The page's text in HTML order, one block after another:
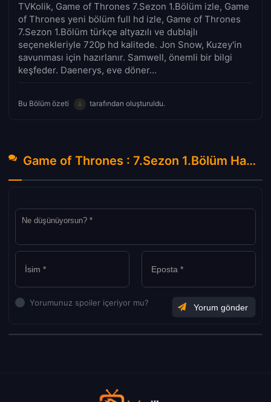
TVKolik, Game of Thrones 7.Sezon 1.Bölüm izle, Game
of Thrones yeni bölüm full hd izle, Game of Thrones
7.Sezon 1.Bölüm türkçe altyazılı ve dublajlı
seçenekleriyle 720p hd kalitede. Jon Snow, Kuzey'in
savunması için hazırlanır. Samwell, önemli bir bilgi
keşfeder. Daenerys, eve döner...
Bu Bölüm özeti tarafından oluşturuldu.
Game of Thrones : 7.Sezon 1.Bölüm Hakkında Yorumlar
Yorumunuz spoiler içeriyor mu?